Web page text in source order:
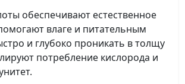
обеспечивают естественное
влаге и питательным
и глубоко проникать в толщу
потребление кислорода и